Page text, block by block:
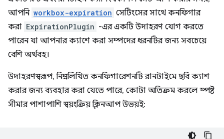
আপনি workbox-expiration সেটিংসের সাথে কনফিগার
করা ExpirationPlugin -এর একটি উদাহরণ যোগ করতে
পারেন যা আপনার ক্যাশে করা সম্পদের ধরনটির জন্য সবচেয়ে
বেশি অর্থবহ।
উদাহরণস্বরূপ, নিম্নলিখিত কনফিগারেশনটি রানটাইমে ছবি ক্যাশ
করার জন্য ব্যবহার করা যেতে পারে, কোটা অতিক্রম করলে স্পষ্ট
সীমার পাশাপাশি স্বয়ংক্রিয় ক্লিনআপ উভয়ই: